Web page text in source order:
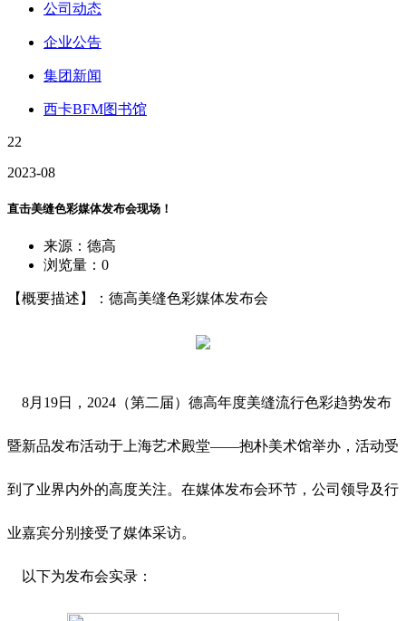
公司动态
企业公告
集团新闻
西卡BFM图书馆
22
2023-08
直击美缝色彩媒体发布会现场！
来源：德高
浏览量： 0
【概要描述】：德高美缝色彩媒体发布会
8月19日，2024（第二届）德高年度美缝流行色彩趋势发布
暨新品发布活动于上海艺术殿堂——抱朴美术馆举办，活动受
到了业界内外的高度关注。在媒体发布会环节，公司领导及行
业嘉宾分别接受了媒体采访。
以下为发布会实录：